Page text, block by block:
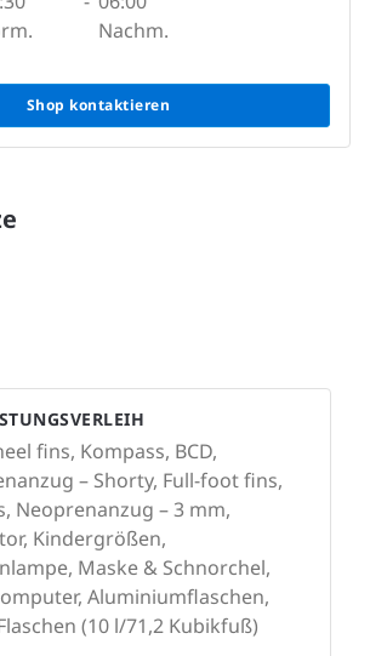
Nachm.
Shop kontaktieren
fins, Kompass, BCD,
– Shorty, Full-foot fins,
Neoprenanzug – 3 mm,
Kindergrößen,
Maske & Schnorchel,
Aluminiumflaschen,
(10 l/71,2 Kubikfuß)